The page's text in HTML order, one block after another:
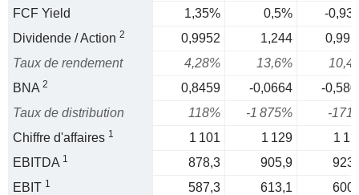
FCF Yield
1,35% 0,5%
-
Dividende / Action 2 0,9952 1,244
Taux de rendement
4,28% 13,6%
BNA 2 0,8459 -0,0664
-
Taux de distribution
118% -1 875%
-
Chiffre d'affaires 1 1 101 1 129
1
EBITDA 1 878,3 905,9
EBIT 1 587,3 613,1